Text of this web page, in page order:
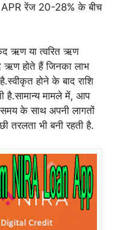
APR रेंज 20-28% के बीच
ऋण या त्वरित ऋण
होते हैं जिनका लाभ
होने के बाद राशि
मामले में, आप
के साथ अपनी लागतों
तरलता भी बनी रहती है.